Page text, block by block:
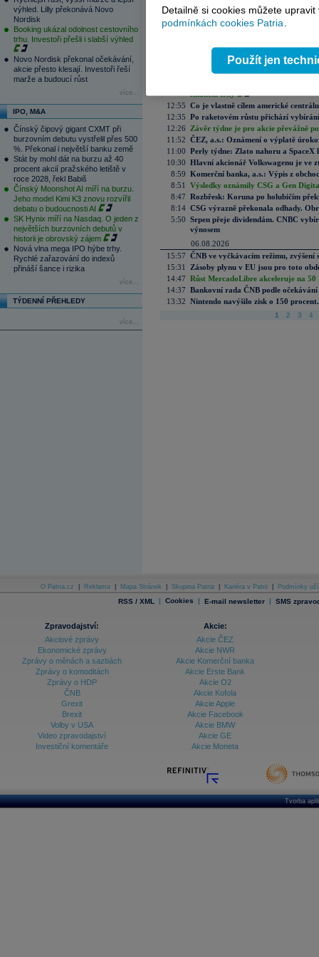
výhled. Lilly překonává Novo
Nordisk
Booking ukázal odolnost cestovního
trhu. Investoři přešli i slabší výhled
Novo Nordisk překonal očekávání,
akcie přesto klesají. Investoři řeší
marže a budoucí růst
více...
IPO, M&A
Čínský čipový gigant CXMT při
burzovním debutu vystřelil přes 500
%. Překonal i největší banku země
Stát by mohl dát na burzu až 40
procent akcií pražského letiště v
roce 2028, řekl Babiš
Čínský Moonshot AI míří na burzu.
Jeho model Kimi K3 znovu rozvířil
debatu o budoucnosti AI
SK Hynix míří na Nasdaq. O jeden z
největších burzovních debutů v
historii je obrovský zájem
Nová vlna mega IPO hýbe trhy.
Rychlé zařazování do indexů
přináší šance i rizika
více...
TÝDENNÍ PŘEHLEDY
více...
Aktuální komentáře
07.08.2026
UEFA vs. FIFA a „tajné plány
pro samotný fotbal“
Akce Fedu se odsouvá, americký
finanční trhy
12:55 Co je vlastně cílem americké
12:35 Po raketovém růstu přichází
12:26
Závěr týdne je pro akcie převážně
11:52 ČEZ, a.s.: Oznámení o výplatě
11:00 Perly týdne: Zlato nahoru a SpaceX
10:30 Hlavní akcionář Volkswagenu je ve
8:59 Komerční banka, a.s.: Výpis z
8:51
Výsledky oznámily CSG a Gen
8:47 Rozbřesk: Koruna po holubičím
8:14 CSG výrazně překonala odhady.
5:50 Srpen přeje dividendám. CNBC
výnosem
06.08.2026
15:57 ČNB ve vyčkávacím režimu, zvýšení
15:31
Zásoby plynu v EU jsou pro toto
14:47 Růst MercadoLibre akceleruje na
14:37 Bankovní rada ČNB podle
13:32 Nintendo navýšilo zisk o 150
1 2 3 4
O Patria.cz Reklama Mapa Stránek Skupina Patria Kariéra v Patrii Podmínky
RSS / XML | Cookies | E-mail newsletter | SMS
Zpravodajství:
Akciové zprávy
Ekonomické zprávy
Zprávy o měnách a sazbách
Zprávy o komoditách
Zprávy o HDP
ČNB
Grexit
Brexit
Volby v USA
Video zpravodajství
Investiční komentáře
Akcie:
Akcie ČEZ
Akcie NWR
Akcie Komerční banka
Akcie Erste Bank
Akcie O2
Akcie Kofola
Akcie Apple
Akcie Facebook
Akcie BMW
Akcie GE
Akcie Moneta
Tvorba
Detailně si cookies můžete
podmínkách cookies Patria
Použít jen